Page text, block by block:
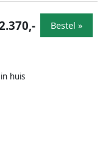
huis
Bestel »